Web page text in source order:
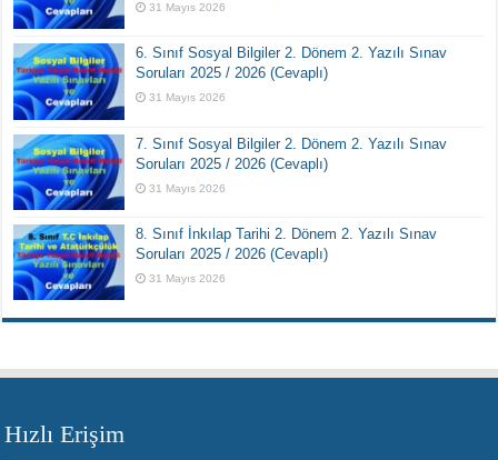
31 Mayıs 2026
6. Sınıf Sosyal Bilgiler 2. Dönem 2. Yazılı Sınav
Soruları 2025 / 2026 (Cevaplı)
31 Mayıs 2026
7. Sınıf Sosyal Bilgiler 2. Dönem 2. Yazılı Sınav
Soruları 2025 / 2026 (Cevaplı)
31 Mayıs 2026
8. Sınıf İnkılap Tarihi 2. Dönem 2. Yazılı Sınav
Soruları 2025 / 2026 (Cevaplı)
31 Mayıs 2026
Hızlı Erişim